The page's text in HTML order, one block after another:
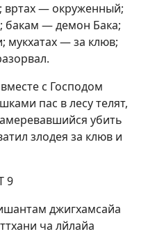
— окруженный;
бакам — демон Бака;
— за клюв;
с Господом
пас в лесу телят,
убить
злодея за клюв и
9
джигхамсайа
ча лйлайа